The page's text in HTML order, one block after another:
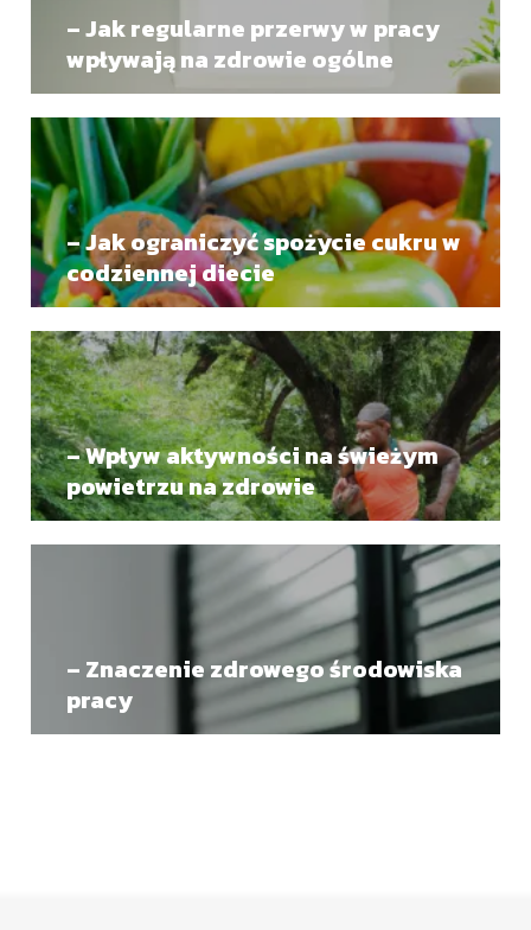
– Jak regularne przerwy w pracy
wpływają na zdrowie ogólne
– Jak ograniczyć spożycie cukru w
codziennej diecie
– Wpływ aktywności na świeżym
powietrzu na zdrowie
– Znaczenie zdrowego środowiska
pracy